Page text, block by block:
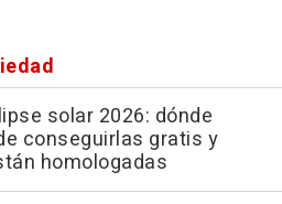
solar 2026: dónde
conseguirlas gratis y
homologadas